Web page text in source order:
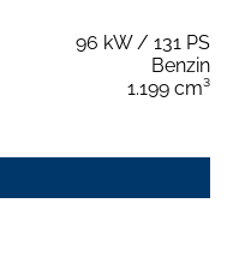
96 kW / 131 PS
Benzin
1.199 cm³